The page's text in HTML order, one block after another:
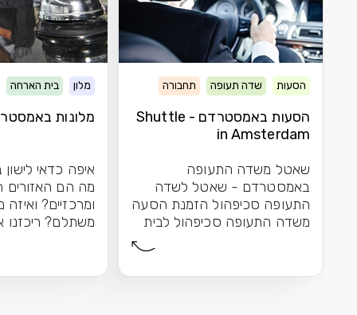
הסעות שדה תעופה תחבורה
הסעות באמסטרדם - Shuttle
in Amsterdam
שאטל משדה התעופה
באמסטרדם - שאטל לשדה
התעופה סכיפהול הזמנת הסעה
משדה התעופה סכיפהול לבית
מלון בית הארחה
מלונות
איפה כדאי
מה הם האזורים
ומרכזיים? ואיזה
משתלם? ריכזנו